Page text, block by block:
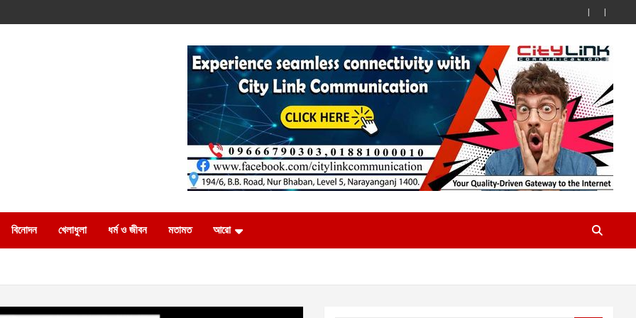
বিনোদন খেলাধুলা ধর্ম ও জীবন মতামত আরো